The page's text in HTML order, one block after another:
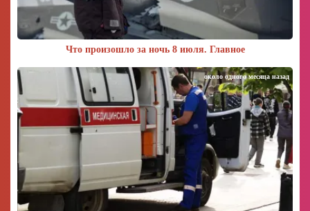
Что произошло за ночь 8 июля. Главное
около одного месяца назад